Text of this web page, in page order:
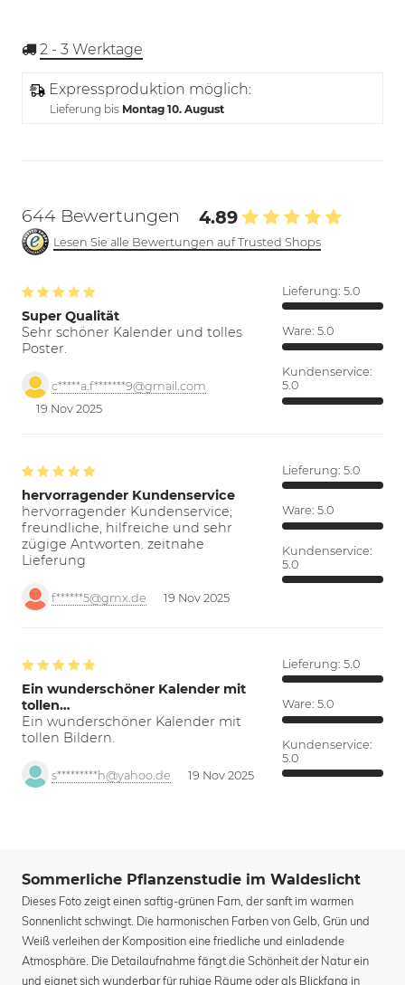
2 - 3 Werktage
Expressproduktion möglich:
Lieferung bis Montag 10. August
644 Bewertungen 4.89
Lesen Sie alle Bewertungen auf Trusted Shops
Super Qualität
Sehr schöner Kalender und tolles
Poster.
c*****a.f*******9@gmail.com
19 Nov 2025
Lieferung: 5.0
Ware: 5.0
Kundenservice:
5.0
hervorragender Kundenservice
hervorragender Kundenservice;
freundliche, hilfreiche und sehr
zügige Antworten. zeitnahe
Lieferung
f******5@gmx.de 19 Nov 2025
Lieferung: 5.0
Ware: 5.0
Kundenservice:
5.0
Ein wunderschöner Kalender mit
tollen…
Ein wunderschöner Kalender mit
tollen Bildern.
s*********h@yahoo.de 19 Nov 2025
Lieferung: 5.0
Ware: 5.0
Kundenservice:
5.0
Sommerliche Pflanzenstudie im Waldeslicht
Dieses Foto zeigt einen saftig-grünen Farn, der sanft im warmen
Sonnenlicht schwingt. Die harmonischen Farben von Gelb, Grün und
Weiß verleihen der Komposition eine friedliche und einladende
Atmosphäre. Die Detailaufnahme fängt die Schönheit der Natur ein
und eignet sich wunderbar für ruhige Räume oder als Blickfang in